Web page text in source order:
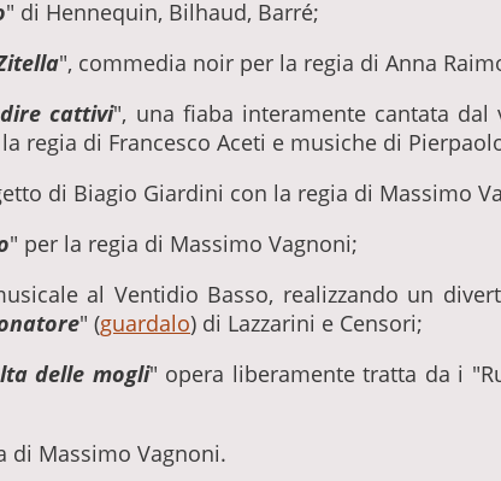
" di Hennequin, Bilhaud, Barré;
", commedia noir per la regia di Anna
cattivi", una fiaba interamente cantata
regia di Francesco Aceti e musiche di
di Biagio Giardini con la regia di Massimo
" per la regia di Massimo Vagnoni;
al Ventidio Basso, realizzando un
" (guardalo) di Lazzarini e Censori;
delle mogli" opera liberamente tratta da i
di Massimo Vagnoni.